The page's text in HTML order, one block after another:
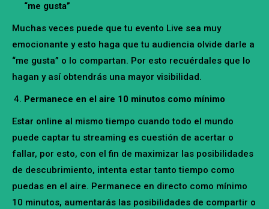
“me gusta”
Muchas veces puede que tu evento Live sea muy
emocionante y esto haga que tu audiencia olvide darle a
“me gusta” o lo compartan. Por esto recuérdales que lo
hagan y así obtendrás una mayor visibilidad.
Permanece en el aire 10 minutos como mínimo
Estar online al mismo tiempo cuando todo el mundo
puede captar tu streaming es cuestión de acertar o
fallar, por esto, con el fin de maximizar las posibilidades
de descubrimiento, intenta estar tanto tiempo como
puedas en el aire. Permanece en directo como mínimo
10 minutos, aumentarás las posibilidades de compartir o